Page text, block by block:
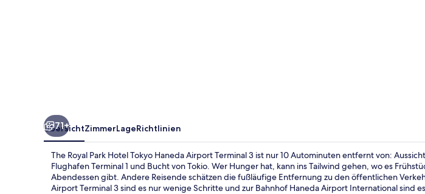
71+
ÜbersichtZimmerLageRichtlinien
The Royal Park Hotel Tokyo Haneda Airport Terminal 3 ist nur 10 Autominuten entfernt von:
Flughafen Terminal 1 und Bucht von Tokio. Wer Hunger hat, kann ins Tailwind gehen, wo es
Abendessen gibt. Andere Reisende schätzen die fußläufige Entfernung zu den öffentlichen
Airport Terminal 3 sind es nur wenige Schritte und zur Bahnhof Haneda Airport International sind